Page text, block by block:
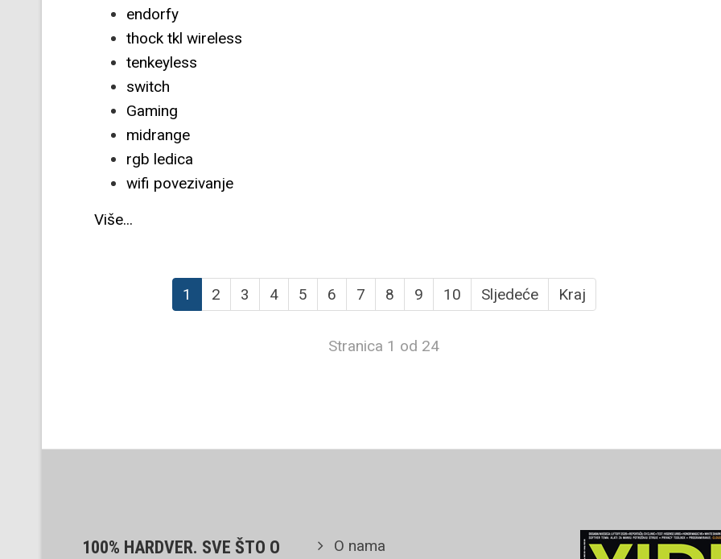
endorfy
thock tkl wireless
tenkeyless
switch
Gaming
midrange
rgb ledica
wifi povezivanje
Više...
1 2 3 4 5 6 7 8 9 10 Sljedeće Kraj
Stranica 1 od 24
100% HARDVER. SVE ŠTO O
O nama